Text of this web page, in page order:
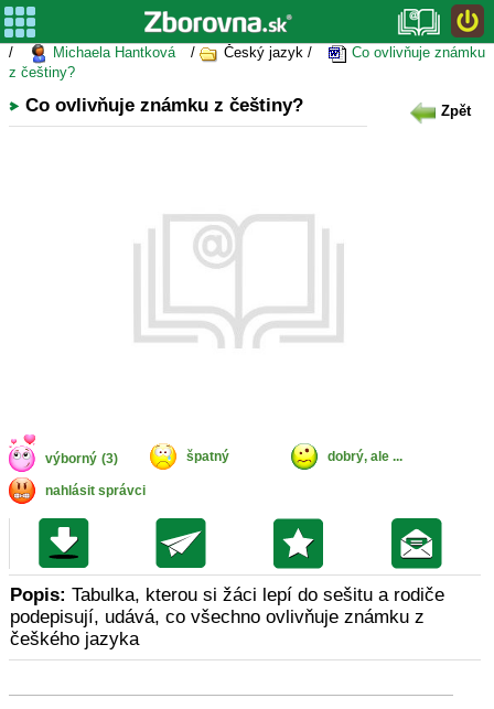
/ Michaela Hantková / Český jazyk /
Co ovlivňuje známku
z češtiny?
Co ovlivňuje známku z češtiny? Zpět
výborný (3) špatný dobrý, ale ...
nahlásit správci
Popis: Tabulka, kterou si žáci lepí do sešitu a rodiče
podepisují, udává, co všechno ovlivňuje známku z
češkého jazyka